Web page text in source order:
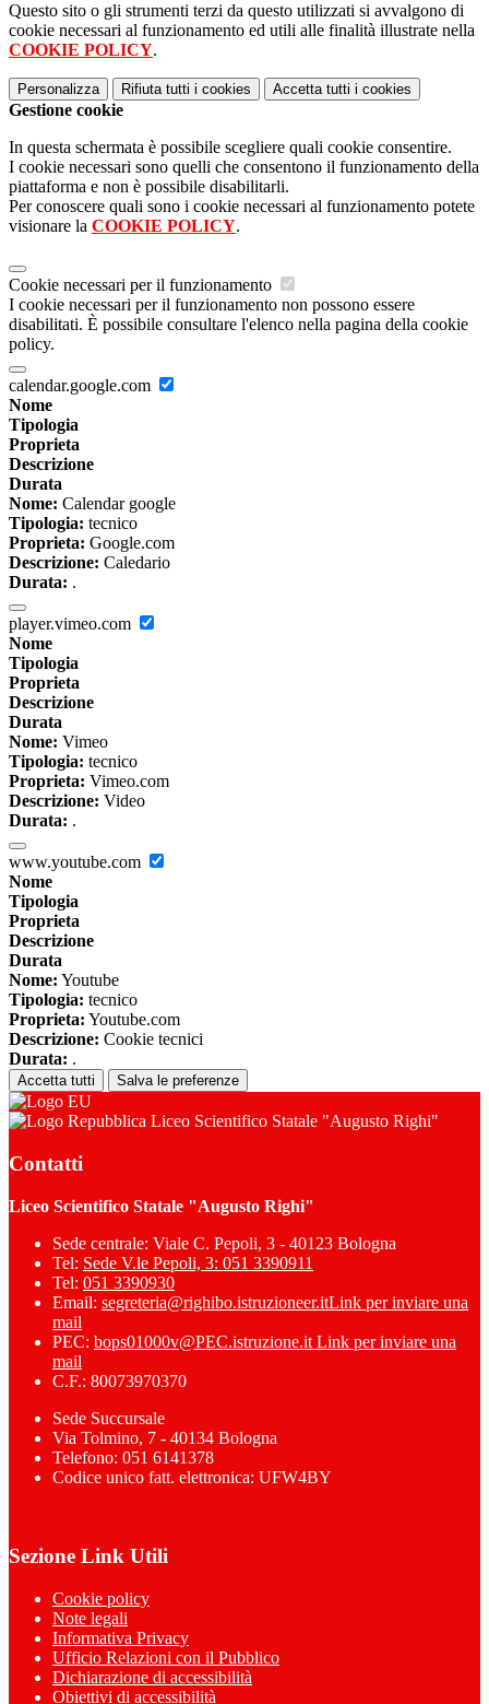
Questo sito o gli strumenti terzi da questo utilizzati si avvalgono di
cookie necessari al funzionamento ed utili alle finalità illustrate nella
COOKIE POLICY.
Personalizza Rifiuta tutti i cookies Accetta tutti i cookies
Gestione cookie
In questa schermata è possibile scegliere quali cookie consentire.
I cookie necessari sono quelli che consentono il funzionamento della
piattaforma e non è possibile disabilitarli.
Per conoscere quali sono i cookie necessari al funzionamento potete
visionare la COOKIE POLICY.
Cookie necessari per il funzionamento
I cookie necessari per il funzionamento non possono essere
disabilitati. È possibile consultare l'elenco nella pagina della cookie
policy.
calendar.google.com
Nome
Tipologia
Proprieta
Descrizione
Durata
Nome: Calendar google
Tipologia: tecnico
Proprieta: Google.com
Descrizione: Caledario
Durata: .
player.vimeo.com
Nome
Tipologia
Proprieta
Descrizione
Durata
Nome: Vimeo
Tipologia: tecnico
Proprieta: Vimeo.com
Descrizione: Video
Durata: .
www.youtube.com
Nome
Tipologia
Proprieta
Descrizione
Durata
Nome: Youtube
Tipologia: tecnico
Proprieta: Youtube.com
Descrizione: Cookie tecnici
Durata: .
Accetta tutti Salva le preferenze
Liceo Scientifico Statale "Augusto Righi"
Contatti
Liceo Scientifico Statale "Augusto Righi"
Sede centrale: Viale C. Pepoli, 3 - 40123 Bologna
Tel: Sede V.le Pepoli, 3: 051 3390911
Tel: 051 3390930
Email: segreteria@righibo.istruzioneer.itLink per inviare una
mail
PEC: bops01000v@PEC.istruzione.it Link per inviare una
mail
C.F.: 80073970370
Sede Succursale
Via Tolmino, 7 - 40134 Bologna
Telefono: 051 6141378
Codice unico fatt. elettronica: UFW4BY
Sezione Link Utili
Cookie policy
Note legali
Informativa Privacy
Ufficio Relazioni con il Pubblico
Dichiarazione di accessibilità
Obiettivi di accessibilità